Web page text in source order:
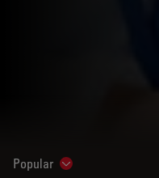
Popular Show subnavigation